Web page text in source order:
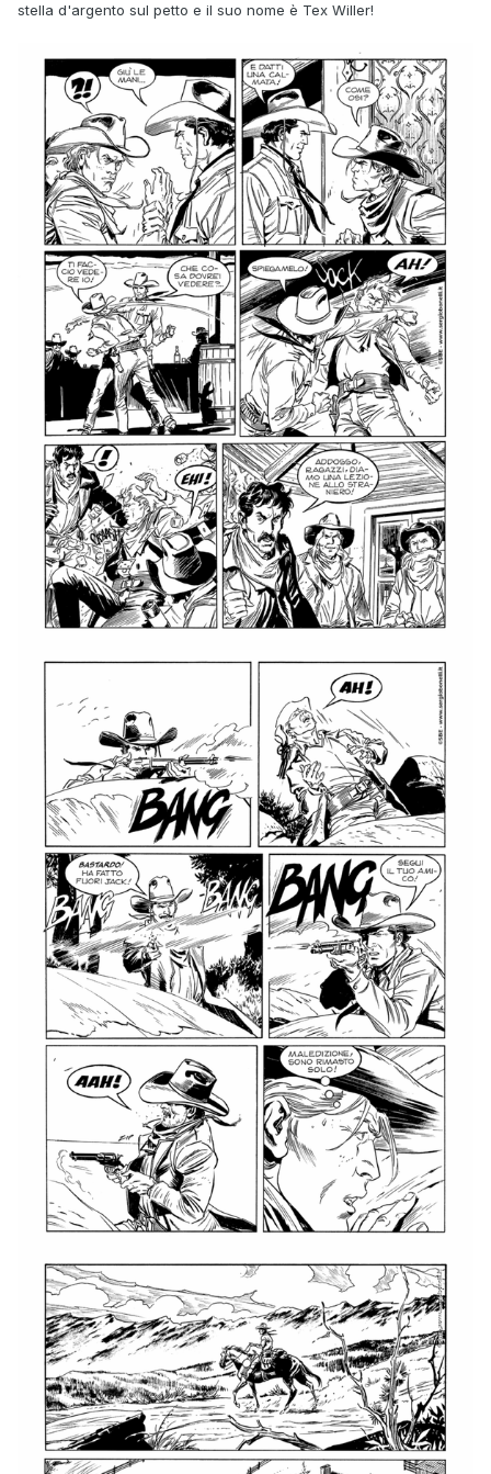
stella d'argento sul petto e il suo nome è Tex Willer!